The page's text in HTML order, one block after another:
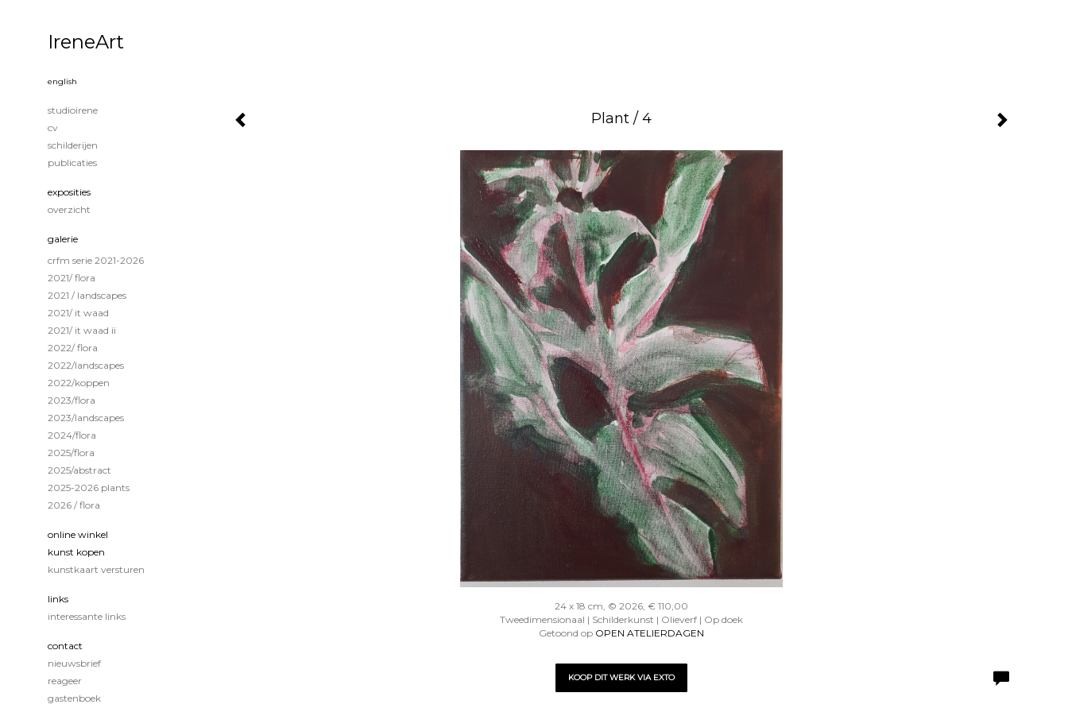
Plant / 4
24 x 18 cm, © 2026, € 110,00
Tweedimensionaal | Schilderkunst | Olieverf | Op doek
Getoond op OPEN ATELIERDAGEN
KOOP DIT WERK VIA EXTO
IreneArt
english
studioirene
cv
schilderijen
publicaties
exposities
overzicht
galerie
crfm serie 2021-2026
2021/ flora
2021 / landscapes
2021/ it waad
2021/ it waad ii
2022/ flora
2022/landscapes
2022/koppen
2023/flora
2023/landscapes
2024/flora
2025/flora
2025/abstract
2025-2026 plants
2026 / flora
online winkel
kunst kopen
kunstkaart versturen
links
interessante links
contact
nieuwsbrief
reageer
gastenboek